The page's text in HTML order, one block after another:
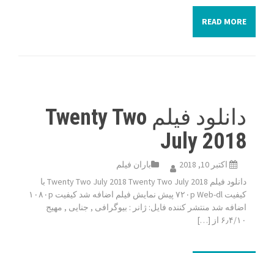
READ MORE
دانلود فیلم Twenty Two
July 2018
اکتبر 10, 2018
باران فیلم
دانلود فیلم Twenty Two July 2018 Twenty Two July 2018 با
کیفیت ۷۲۰p Web-dl پیش نمایش فیلم اضافه شد کیفیت ۱۰۸۰p
اضافه شد منتشر کننده فایل: ژانر : بیوگرافی , جنایی , مهیج
۶٫۴/۱۰ از […]